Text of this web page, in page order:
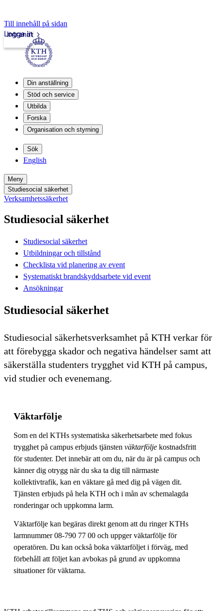
Till innehåll på sidan
Intranät
Logga in
Din anställning
Stöd och service
Utbilda
Forska
Organisation och styrning
Sök
English
Meny
Studiesocial säkerhet
Verksamhetssäkerhet
Studiesocial säkerhet
Studiesocial säkerhet
Utbildningar och tillstånd
Checklista vid planering av event
Systematiskt brandskyddsarbete vid event
Ansökningar
Studiesocial säkerhet
Studiesocial säkerhetsverksamhet på KTH verkar för
att förebygga skador och negativa händelser samt att
säkerställa studenters trygghet vid KTH på campus,
vid studier och evenemang.
Väktarfölje
Som en del KTHs systematiska säkerhetsarbete med fokus
trygghet på campus erbjuds tjänsten väktarfölje kostnadsfritt
för studenter. Det innebär att om du, när du är på campus och
känner dig otrygg när du ska ta dig till närmaste
kollektivtrafik, kan en väktare gå med dig på vägen dit.
Tjänsten erbjuds på hela KTH och i mån av schemalagda
ronderingar och uppkomna larm.
Väktarfölje kan begäras direkt genom att du ringer KTHs
larmnummer 08-790 77 00 och uppger väktarfölje för
operatören. Du kan också boka väktarföljet i förväg, med
förbehåll att följet kan avbokas på grund av uppkomna
situationer för väktarna.